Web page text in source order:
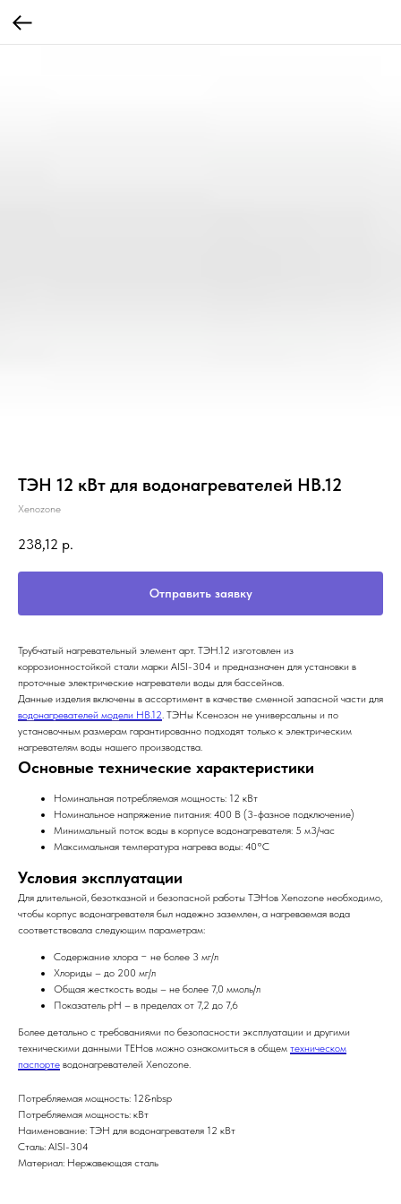
ТЭН 12 кВт для водонагревателей НВ.12
Xenozone
238,12 р.
Отправить заявку
Трубчатый нагревательный элемент арт. ТЭН.12 изготовлен из
коррозионностойкой стали марки AISI-304 и предназначен для установки в
проточные электрические нагреватели воды для бассейнов.
Данные изделия включены в ассортимент в качестве сменной запасной части для
водонагревателей модели НВ.12. ТЭНы Ксенозон не универсальны и по
установочным размерам гарантированно подходят только к электрическим
нагревателям воды нашего производства.
Основные технические характеристики
Номинальная потребляемая мощность: 12 кВт
Номинальное напряжение питания: 400 В (3-фазное подключение)
Минимальный поток воды в корпусе водонагревателя: 5 м3/час
Максимальная температура нагрева воды: 40°C
Условия эксплуатации
Для длительной, безотказной и безопасной работы ТЭНов Xenozone необходимо,
чтобы корпус водонагревателя был надежно заземлен, а нагреваемая вода
соответствовала следующим параметрам:
Содержание хлора − не более 3 мг/л
Хлориды – до 200 мг/л
Общая жесткость воды – не более 7,0 ммоль/л
Показатель рН – в пределах от 7,2 до 7,6
Более детально с требованиями по безопасности эксплуатации и другими
техническими данными ТЕНов можно ознакомиться в общем техническом
паспорте водонагревателей Xenozone.
Потребляемая мощность: 12&nbsp
Потребляемая мощность: кВт
Наименование: ТЭН для водонагревателя 12 кВт
Сталь: AISI-304
Материал: Нержавеющая сталь